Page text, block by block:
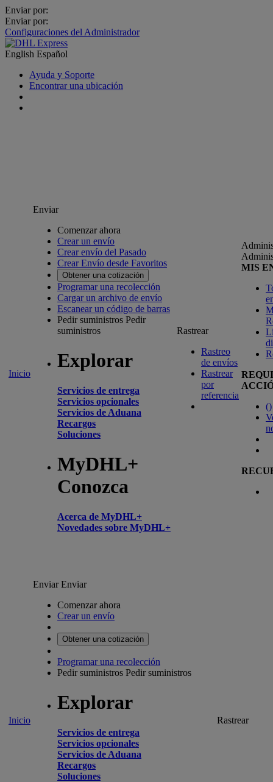
Enviar por:
Enviar por:
Configuraciones del Administrador
English Español
Ayuda y Soporte
Encontrar una ubicación
Inicio
Enviar
Comenzar ahora
Crear un envío
Crear envío del Pasado
Crear Envío desde Favoritos
Obtener una cotización
Programar una recolección
Cargar un archivo de envío
Escanear un código de barras
Pedir suministros Pedir
suministros
Explorar
Servicios de entrega
Servicios opcionales
Servicios de Aduana
Recargos
Soluciones
MyDHL+
Conozca
Acerca de MyDHL+
Novedades sobre MyDHL+
Rastrear
Rastreo
de envíos
Rastrear
por
referencia
MIS
()
Inicio
EnviarEnviar
Comenzar ahora
Crear un envío
Obtener una cotización
Programar una recolección
Pedir suministros Pedir suministros
Explorar
Servicios de entrega
Servicios opcionales
Servicios de Aduana
Recargos
Soluciones
Rastrear